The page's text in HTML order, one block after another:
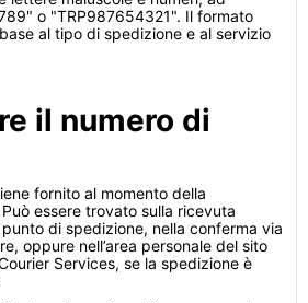
o "TRP987654321". Il formato
al tipo di spedizione e al servizio
il numero di
fornito al momento della
essere trovato sulla ricevuta
di spedizione, nella conferma via
oppure nell’area personale del sito
Services, se la spedizione è